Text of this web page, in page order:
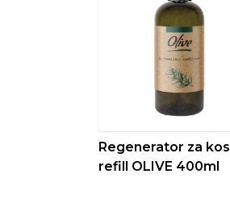
Regenerator za
refill OLIVE 400ml